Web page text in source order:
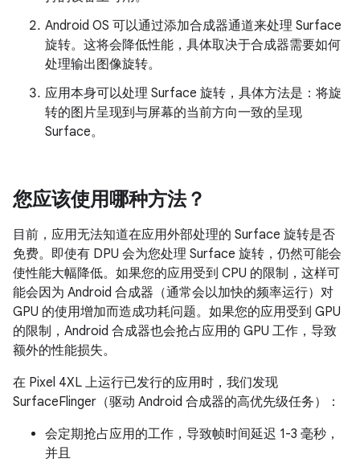
Android OS 可以通过添加合成器通道来处理 Surface
旋转。这将会降低性能，具体取决于合成器需要如何
处理输出图像旋转。
应用本身可以处理 Surface 旋转，具体方法是：将旋
转的图片呈现到与屏幕的当前方向一致的呈现
Surface。
您应该使用哪种方法？
目前，应用无法知道在应用外部处理的 Surface 旋转是否
免费。即使有 DPU 会为您处理 Surface 旋转，仍然可能会
使性能大幅降低。如果您的应用受到 CPU 的限制，这样可
能会因为 Android 合成器（通常会以加快的频率运行）对
GPU 的使用增加而造成功耗问题。如果您的应用受到 GPU
的限制，Android 合成器也会抢占应用的 GPU 工作，导致
额外的性能损失。
在 Pixel 4XL 上运行已发行的应用时，我们发现
SurfaceFlinger（驱动 Android 合成器的高优先级任务）：
会定期抢占应用的工作，导致帧时间延迟 1-3 毫秒，
并且